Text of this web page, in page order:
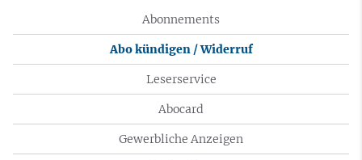
Abonnements
Abo kündigen / Widerruf
Leserservice
Abocard
Gewerbliche Anzeigen